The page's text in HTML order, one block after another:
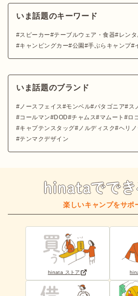
いま話題のキーワード
スピーカー テーブルウェア・食器 レン
キャンピングカー 公園 手ぶらキャンプ
いま話題のブランド
ノースフェイス モンベル パタゴニア ス
コールマン
DOD チャムス マムート ロ
キャプテンスタッグ
ノルディスク ヘリ
テンマクデザイン
楽しいキャンプをサポ
hinata ストア